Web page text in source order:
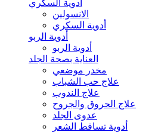
أدوية السكري
الانسولين
أدوية السكري
أدوية الربو
أدوية الربو
العناية بصحة الجلد
مخدر موضعي
علاج حب الشباب
علاج الندوب
علاج الحروق والجروح
عدوى الجلد
أدوية تساقط الشعر